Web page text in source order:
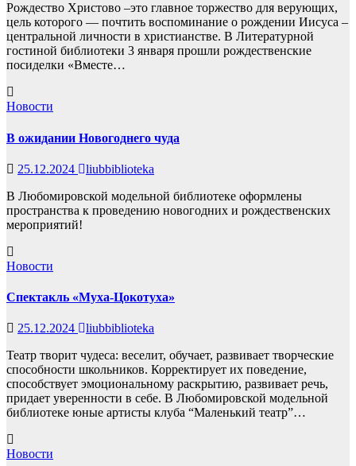
Рождество Христово –это главное торжество для верующих,
цель которого — почтить воспоминание о рождении Иисуса –
центральной личности в христианстве. В Литературной
гостиной библиотеки 3 января прошли рождественские
посиделки «Вместе…
Новости
В ожидании Новогоднего чуда
25.12.2024
liubbiblioteka
В Любомировской модельной библиотеке оформлены
пространства к проведению новогодних и рождественских
мероприятий!
Новости
Спектакль «Муха-Цокотуха»
25.12.2024
liubbiblioteka
Театр творит чудеса: веселит, обучает, развивает творческие
способности школьников. Корректирует их поведение,
способствует эмоциональному раскрытию, развивает речь,
придает уверенности в себе. В Любомировской модельной
библиотеке юные артисты клуба “Маленький театр”…
Новости